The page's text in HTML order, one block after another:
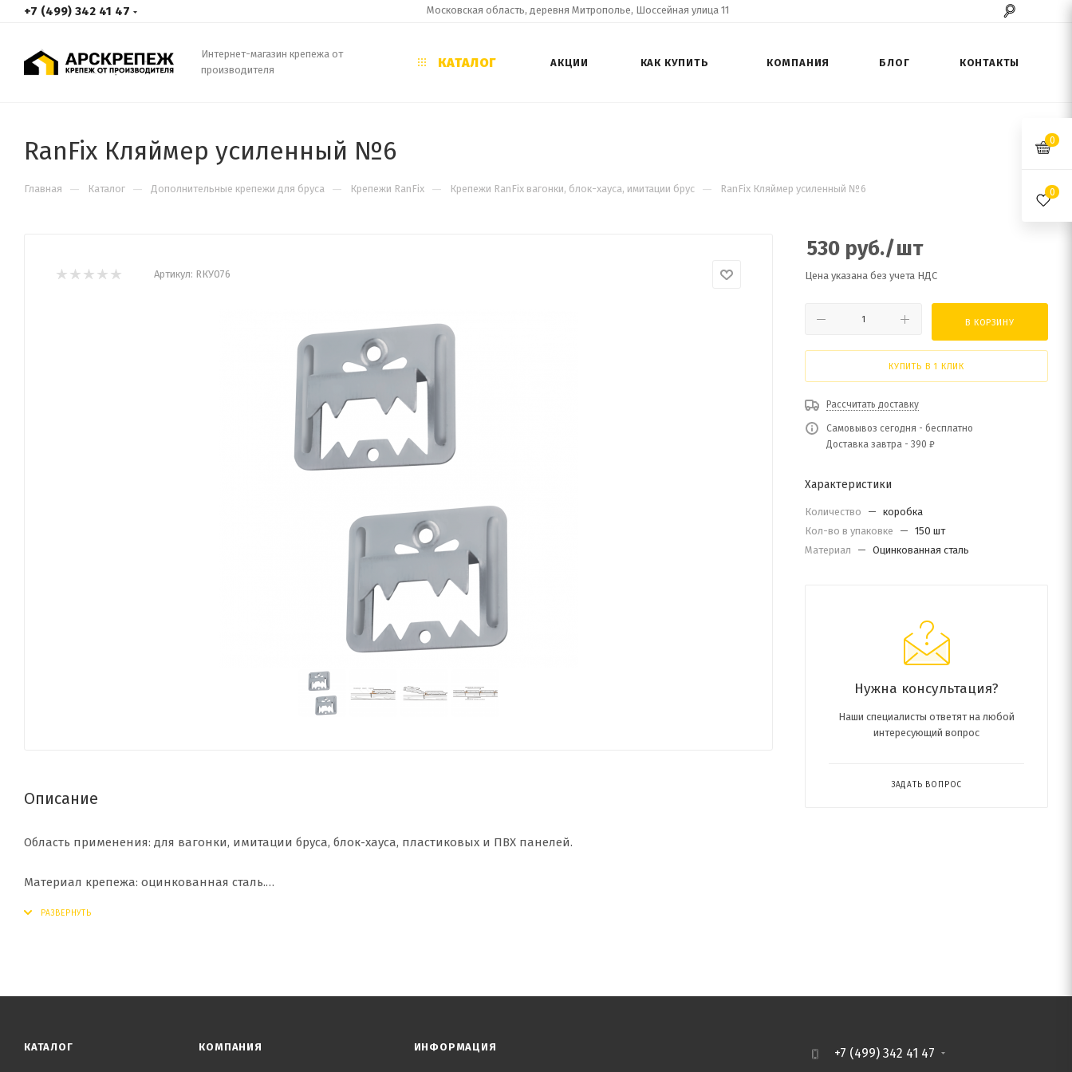
+7 (499) 342 41 47 Московская область, деревня Митрополье, Шоссейная улица 11
Интернет-магазин крепежа от
производителя
КАТАЛОГ АКЦИИ КАК КУПИТЬ КОМПАНИЯ БЛОГ КОНТАКТЫ
RanFix Кляймер усиленный №6
Главная — Каталог — Дополнительные крепежи для бруса — Крепежи RanFix — Крепежи RanFix вагонки, блок-хауса, имитации брус — RanFix Кляймер усиленный №6
Артикул: RКУ076
Описание
Область применения: для вагонки, имитации бруса, блок-хауса, пластиковых и ПВХ панелей.
Материал крепежа: оцинкованная сталь.
530 руб./шт
Цена указана без учета НДС
В КОРЗИНУ
КУПИТЬ В 1 КЛИК
Рассчитать доставку
Самовывоз сегодня - бесплатно
Доставка завтра - 390 ₽
Характеристики
Количество — коробка
Кол-во в упаковке
— 150 шт
Материал
— Оцинкованная сталь
Нужна консультация?
Наши специалисты ответят на любой
интересующий вопрос
ЗАДАТЬ ВОПРОС
КАТАЛОГ КОМПАНИЯ ИНФОРМАЦИЯ +7 (499) 342 41 47
0
0